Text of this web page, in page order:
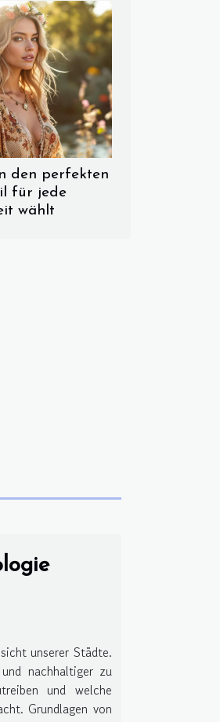
den perfekten
für jede
wählt
unserer Städte.
nachhaltiger zu
und welche
Grundlagen von